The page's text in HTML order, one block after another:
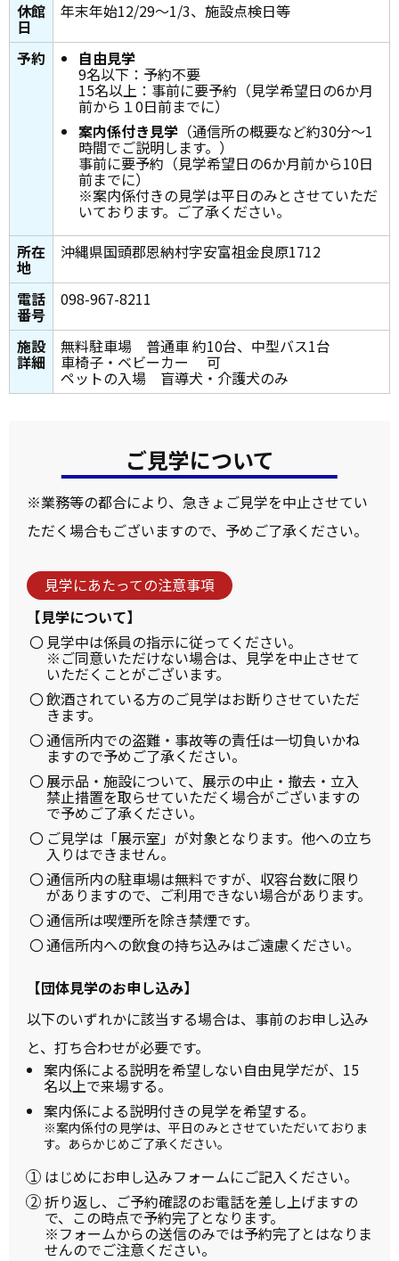
休館
日
年末年始12/29～1/3、施設点検日等
予約 自由見学
9名以下：予約不要
15名以上：事前に要予約（見学希望日の6か月
前から１0日前までに）
案内係付き見学 （通信所の概要など約30分～1
時間でご説明します。）
事前に要予約（見学希望日の6か月前から10日
前までに）
※案内係付きの見学は平日のみとさせていただ
いております。ご了承ください。
所在
地
沖縄県国頭郡恩納村字安富祖金良原1712
電話
番号
098-967-8211
施設
詳細
無料駐車場 普通車 約10台、中型バス1台
車椅子・ベビーカー 可
ペットの入場 盲導犬・介護犬のみ
ご見学について
※業務等の都合により、急きょご見学を中止させてい
ただく場合もございますので、予めご了承ください。
見学にあたっての注意事項
【見学について】
見学中は係員の指示に従ってください。
※ご同意いただけない場合は、見学を中止させて
いただくことがございます。
飲酒されている方のご見学はお断りさせていただ
きます。
通信所内での盗難・事故等の責任は一切負いかね
ますので予めご了承ください。
展示品・施設について、展示の中止・撤去・立入
禁止措置を取らせていただく場合がございますの
で予めご了承ください。
ご見学は「展示室」が対象となります。他への立ち
入りはできません。
通信所内の駐車場は無料ですが、収容台数に限り
がありますので、ご利用できない場合があります。
通信所は喫煙所を除き禁煙です。
通信所内への飲食の持ち込みはご遠慮ください。
【団体見学のお申し込み】
以下のいずれかに該当する場合は、事前のお申し込み
と、打ち合わせが必要です。
案内係による説明を希望しない自由見学だが、15
名以上で来場する。
案内係による説明付きの見学を希望する。
※案内係付の見学は、平日のみとさせていただいておりま
す。あらかじめご了承ください。
はじめにお申し込みフォームにご記入ください。
折り返し、ご予約確認のお電話を差し上げますの
で、この時点で予約完了となります。
※フォームからの送信のみでは予約完了とはなりま
せんのでご注意ください。